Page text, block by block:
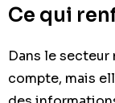
Ce qui
Dans le
compte, mais